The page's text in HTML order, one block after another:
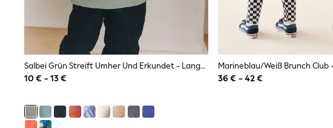
Spider man
New In
Trainers
T-Shirts & Vests
Leggings
Swim
Gifts for Children
Lipsy Girl
Boden
Salbei Grün Streift Umher Und Erkundet - Langarm-T-Shirt Mit Grafik Auf Dem Rücken (3Monate –10Jahre)
10 € - 13 €
36 € - 42 €